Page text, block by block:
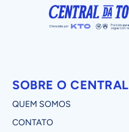
SOBRE O CENTRAL
QUEM SOMOS
CONTATO